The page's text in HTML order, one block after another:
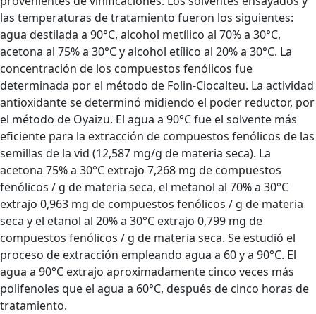
las temperaturas de tratamiento fueron los siguientes:
agua destilada a 90°C, alcohol metílico al 70% a 30°C,
acetona al 75% a 30°C y alcohol etílico al 20% a 30°C. La
concentración de los compuestos fenólicos fue
determinada por el método de Folin-Ciocalteu. La actividad
antioxidante se determinó midiendo el poder reductor, por
el método de Oyaizu. El agua a 90°C fue el solvente más
eficiente para la extracción de compuestos fenólicos de las
semillas de la vid (12,587 mg/g de materia seca). La
acetona 75% a 30°C extrajo 7,268 mg de compuestos
fenólicos / g de materia seca, el metanol al 70% a 30°C
extrajo 0,963 mg de compuestos fenólicos / g de materia
seca y el etanol al 20% a 30°C extrajo 0,799 mg de
compuestos fenólicos / g de materia seca. Se estudió el
proceso de extracción empleando agua a 60 y a 90°C. El
agua a 90°C extrajo aproximadamente cinco veces más
polifenoles que el agua a 60°C, después de cinco horas de
tratamiento.